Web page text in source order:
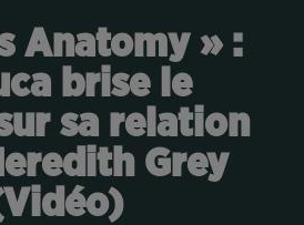
Anatomy » :
brise le
sa relation
Grey